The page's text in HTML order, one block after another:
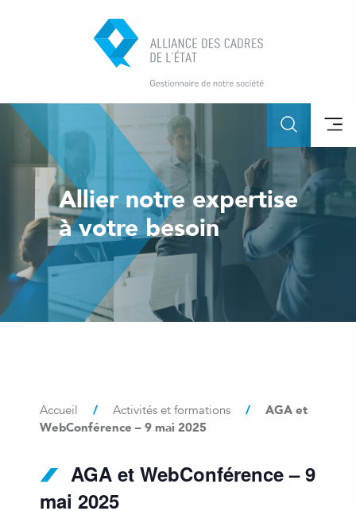
Allier notre expertise
à votre besoin
Accueil / Activités et formations /
AGA et
WebConférence – 9 mai 2025
AGA et WebConférence – 9
mai 2025